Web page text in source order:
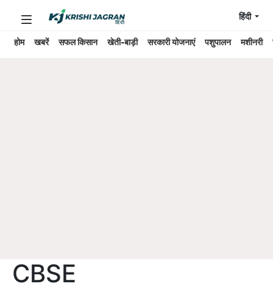
होम खबरें सफल किसान खेती-बाड़ी सरकारी योजनाएं पशुपालन मशीनरी
हिंदी
CBSE